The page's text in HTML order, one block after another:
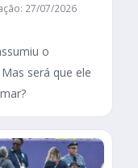
27/07/2026
o
será que ele